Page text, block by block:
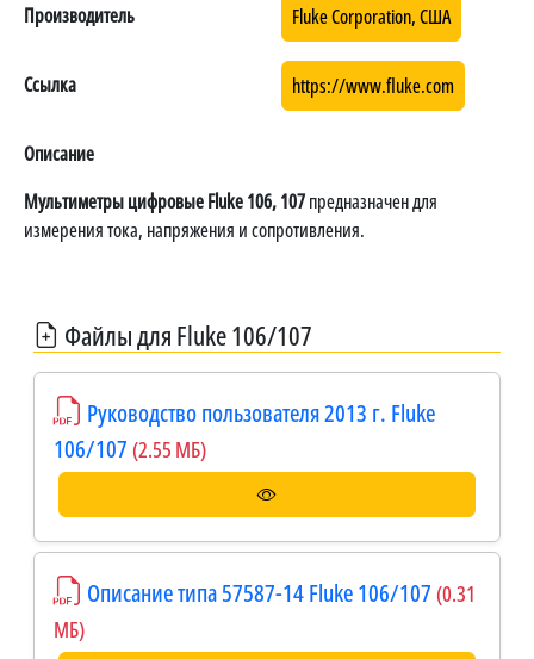
Производитель Fluke Corporation, США
Ссылка https://www.fluke.com
Описание
Мультиметры цифровые Fluke 106, 107предназначен для
измерения тока, напряжения и сопротивления.
Файлы для Fluke 106/107
Руководство пользователя 2013 г. Fluke
106/107 (2.55 МБ)
Описание типа 57587-14 Fluke 106/107 (0.31
МБ)